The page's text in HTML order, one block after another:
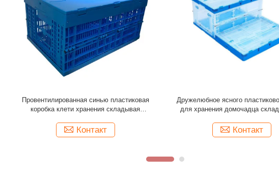
Безопасные пластиковые клети хранения с
домашним хозяйством бункера крышек
Контакт
Ресиклабле пластмасса
для хранения клетей ясно
Контакт